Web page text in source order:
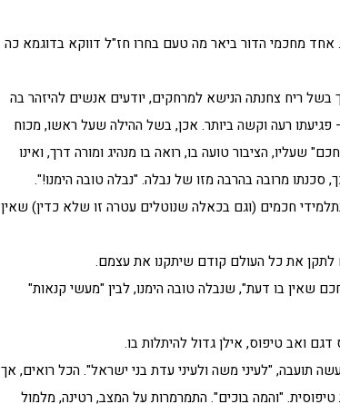
אחד מחכמי הדור ביאר מה טעם בחרו חז"ל דווקא בדוגמא כה
ריח צחנתה הנישא למרחקים, יודעים אנשים להיזהר בה
רעה וקשה ביותר. אכן, בשל ההילה שעל ראשו, מכוח
שעליו, הציבור טועה בו, רואה בו מנהיג ומורה דרך, ואינו
סכנתו מרובה בהרבה מזו של נבלה. "נבלה טובה הימנו!".
חכמים (וגם בכאלה שנוטלים עטרה זו שלא כדין) שאין
לתקן את כל העולם קודם שיתקנו את עצמם.
שאין בו דעת", שנבלה טובה הימנו, לבין "מעשי קנאות"
ואב טיפוס, אילן גדול להיתלות בו.
תועבה, "לעיני משה ולעיני עדת בני ישראל". הכל רואים, אך
"והמה בוכים". התמרמרות על המצב, רטינה, מלמול